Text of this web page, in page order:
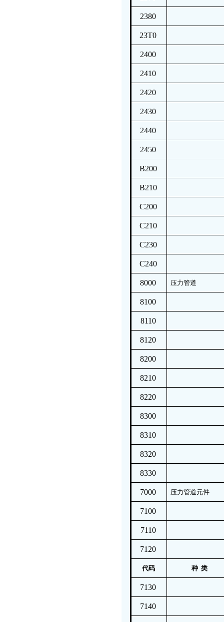
2380
23T0
2400
2410
2420
2430
2440
2450
B200
B210
C200
C210
C230
C240
8000 压力管道
8100
8110
8120
8200
8210
8220
8300
8310
8320
8330
7000 压力管道元件
7100
7110
7120
代码 种 类
7130
7140